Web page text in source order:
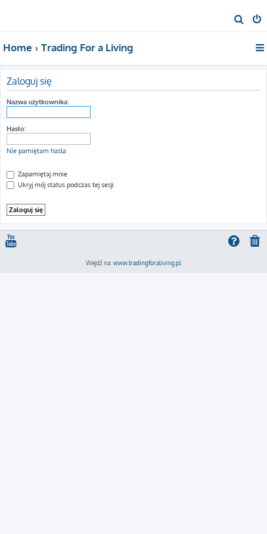
z
j
Home Trading For a Living
Zaloguj się
Nazwa użytkownika:
Hasło:
Nie pamiętam hasła
Zapamiętaj mnie
Ukryj mój status podczas tej sesji
Wejdź na: www.tradingforaliving.pl